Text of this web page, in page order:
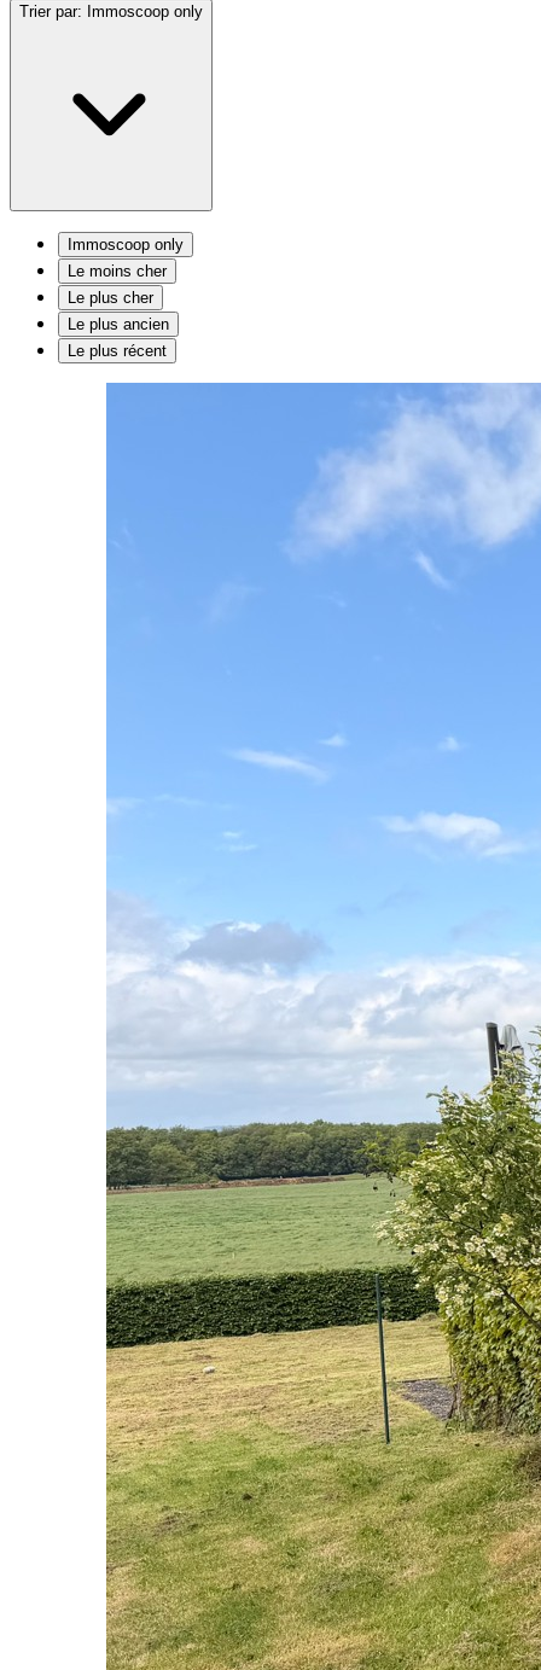
Trier par: Immoscoop only
Immoscoop only
Le moins cher
Le plus cher
Le plus ancien
Le plus récent